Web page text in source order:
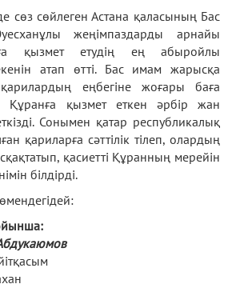
сөз сөйлеген Астана қаласының Бас
жеңімпаздарды арнайы
қызмет етудің ең абыройлы
атап өтті. Бас имам жарысқа
еңбегіне жоғары баға
Құранға қызмет еткен әрбір жан
Сонымен қатар республикалық
қариларға сәттілік тілеп, олардың
қасиетті Құранның мерейін
білдірді.